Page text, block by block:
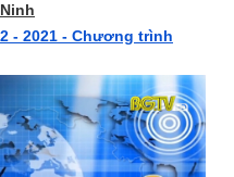
- 2021 - Chương trình